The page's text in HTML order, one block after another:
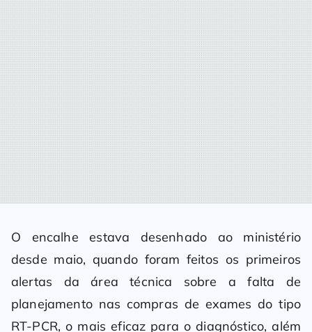
O encalhe estava desenhado ao ministério
desde maio, quando foram feitos os primeiros
alertas da área técnica sobre a falta de
planejamento nas compras de exames do tipo
RT-PCR, o mais eficaz para o diagnóstico, além